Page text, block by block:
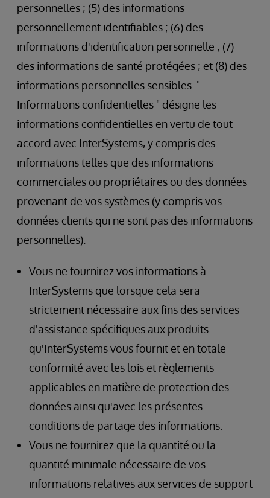
personnelles ; (5) des informations
personnellement identifiables ; (6) des
informations d'identification personnelle ; (7)
des informations de santé protégées ; et (8) des
informations personnelles sensibles. "
Informations confidentielles " désigne les
informations confidentielles en vertu de tout
accord avec InterSystems, y compris des
informations telles que des informations
commerciales ou propriétaires ou des données
provenant de vos systèmes (y compris vos
données clients qui ne sont pas des informations
personnelles).
Vous ne fournirez vos informations à
InterSystems que lorsque cela sera
strictement nécessaire aux fins des services
d'assistance spécifiques aux produits
qu'InterSystems vous fournit et en totale
conformité avec les lois et règlements
applicables en matière de protection des
données ainsi qu'avec les présentes
conditions de partage des informations.
Vous ne fournirez que la quantité ou la
quantité minimale nécessaire de vos
informations relatives aux services de support